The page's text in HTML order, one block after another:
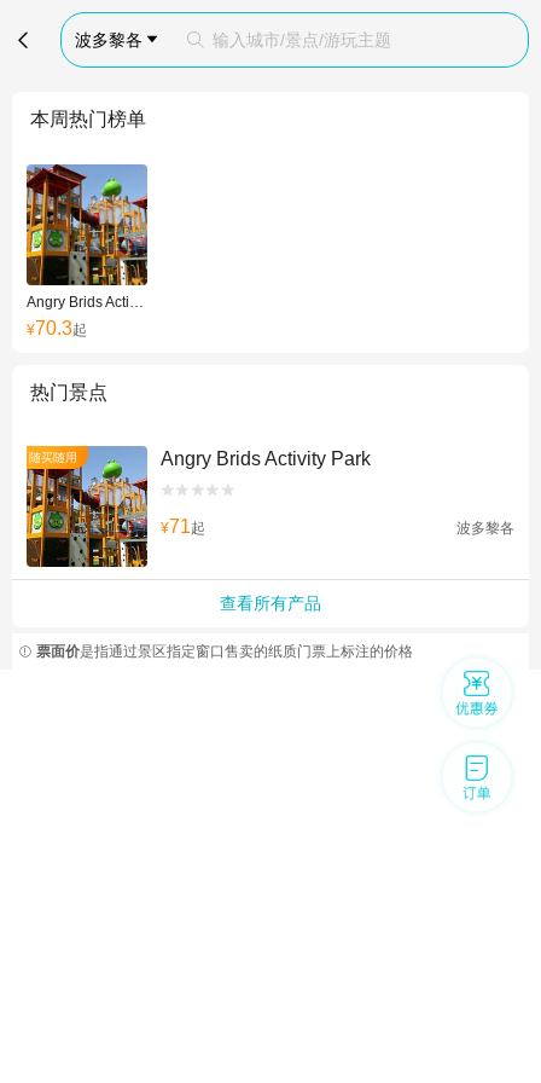
 波多黎各   输入城市/景点/游玩主题
本周热门榜单
Angry Brids Activity Park
¥70.3起
热门景点
随买随用 Angry Brids Activity Park


¥71起 波多黎各
查看所有产品
 票面价是指通过景区指定窗口售卖的纸质门票上标注的价格